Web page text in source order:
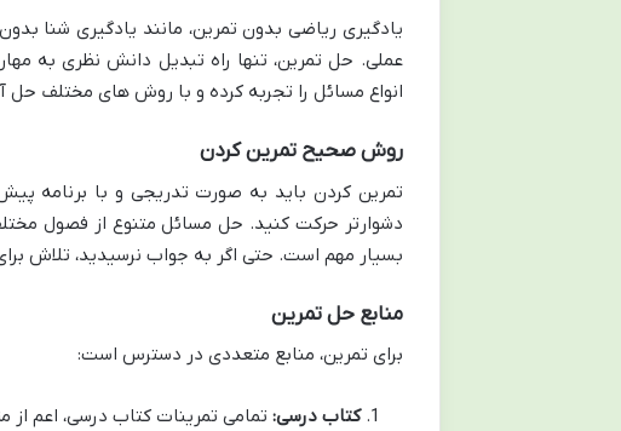
یادگیری ریاضی بدون تمرین، مانند یادگیری شنا
عملی. حل تمرین، تنها راه تبدیل دانش نظری به
انواع مسائل را تجربه کرده و با روش های مختلف حل
روش صحیح تمرین کردن
تمرین کردن باید به صورت تدریجی و با برنامه
دشوارتر حرکت کنید. حل مسائل متنوع از فصول
بسیار مهم است. حتی اگر به جواب نرسیدید، تلاش
منابع حل تمرین
برای تمرین، منابع متعددی در دسترس است:
کتاب درسی: تمامی تمرینات کتاب درسی، اعم